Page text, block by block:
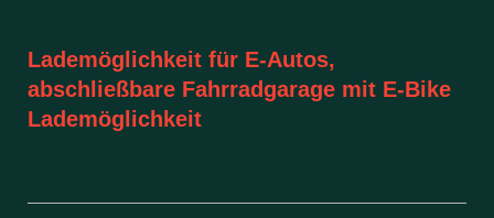
Lademöglichkeit für E-Autos,
abschließbare Fahrradgarage mit E-Bike
Lademöglichkeit